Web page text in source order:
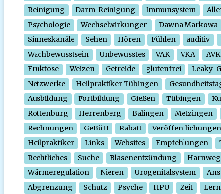
Reinigung
Darm-Reinigung Immunsystem
Psychologie
Wechselwirkungen
Dawna Markowa
Sinneskanäle
Sehen Hören Fühlen auditiv
Wachbewusstsein
Unbewusstes VAK VKA
AVK
Fruktose
Weizen Getreide glutenfrei
Leaky-
Netzwerke
Heilpraktiker Tübingen
Ausbildung
Fortbildung Gießen Tübingen
Rottenburg
Herrenberg Balingen
Metzingen
Rechnungen
GeBüH Rabatt
Veröffentlichungen
Heilpraktiker
Links Websites Empfehlungen
Rechtliches
Suche Blasenentzündung
Wärmeregulation
Nieren Urogenitalsystem
Abgrenzung
Schutz Psyche HPU Zeit